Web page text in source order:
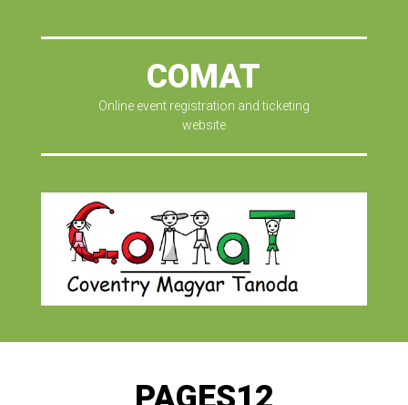
COMAT
Online event registration and ticketing
website